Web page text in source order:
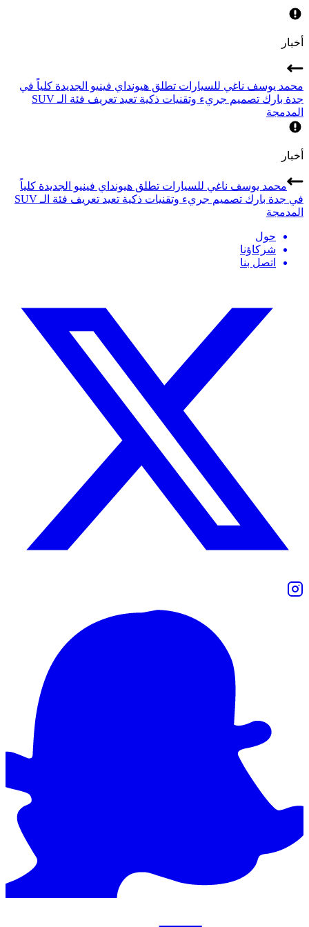
أخبار
محمد يوسف ناغي للسيارات تطلق هيونداي فينيو الجديدة كلياً في
جدة بارك تصميم جريء وتقنيات ذكية تعيد تعريف فئة الـ SUV
المدمجة
أخبار
محمد يوسف ناغي للسيارات تطلق هيونداي فينيو الجديدة كلياً
في جدة بارك تصميم جريء وتقنيات ذكية تعيد تعريف فئة الـ SUV
المدمجة
حول
شركاؤنا
اتصل بنا